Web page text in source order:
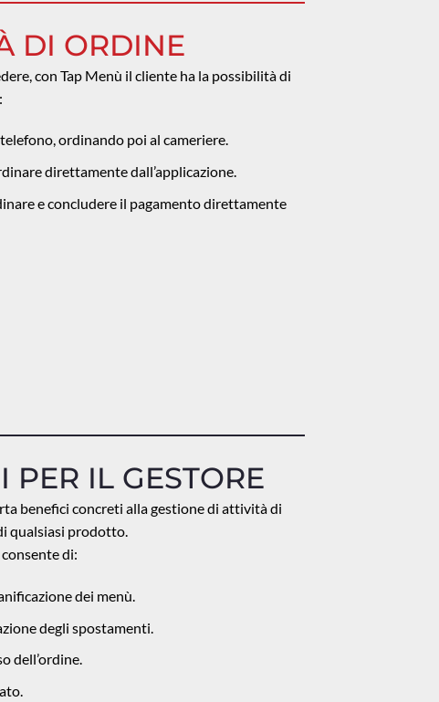
DI ORDINE
con Tap Menù il cliente ha la possibilità di
ordinando poi al cameriere.
direttamente dall’applicazione.
e concludere il pagamento direttamente
PER IL GESTORE
benefici concreti alla gestione di attività di
qualsiasi prodotto.
di:
dei menù.
degli spostamenti.
dell’ordine.